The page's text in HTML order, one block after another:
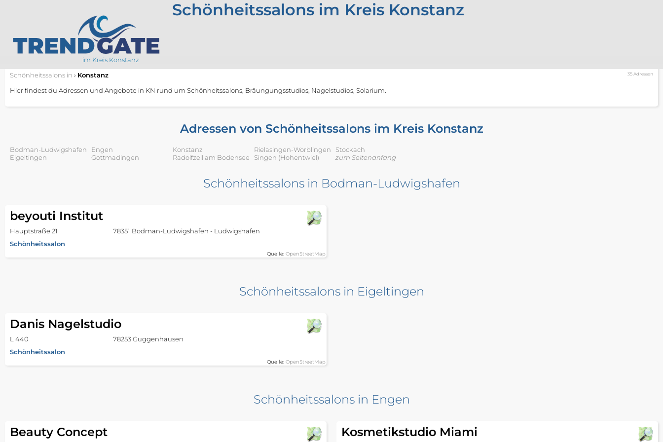
im Kreis Konstanz
35 Adressen
Schönheitssalons in › Konstanz
Schönheitssalons im Kreis Konstanz
Hier findest du Adressen und Angebote in KN rund um Schönheitssalons, Bräungungsstudios, Nagelstudios, Solarium.
Adressen von Schönheitssalons im Kreis Konstanz
Bodman-Ludwigshafen
Eigeltingen
Engen
Gottmadingen
Konstanz
Radolfzell am Bodensee
Rielasingen-Worblingen
Singen (Hohentwiel)
Stockach
zum Seitenanfang
Schönheitssalons in Bodman-Ludwigshafen
beyouti Institut
Hauptstraße 21
78351 Bodman-Ludwigshafen - Ludwigshafen
Schönheitssalon
Quelle:OpenStreetMap
Schönheitssalons in Eigeltingen
Danis Nagelstudio
L 440
78253 Guggenhausen
Schönheitssalon
Quelle:OpenStreetMap
Schönheitssalons in Engen
Beauty Concept Kosmetikstudio Miami